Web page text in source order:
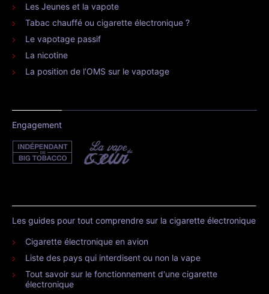
Les Jeunes et la vapote
Tabac chauffé ou cigarette électronique ?
Le vapotage passif
La nicotine
La position de l’OMS sur le vapotage
Engagement
Les guides pour tout comprendre sur la cigarette électronique
Cigarette électronique en avion
Liste des pays qui interdisent ou non la vape
Tout savoir sur le fonctionnement d'une cigarette
électronique